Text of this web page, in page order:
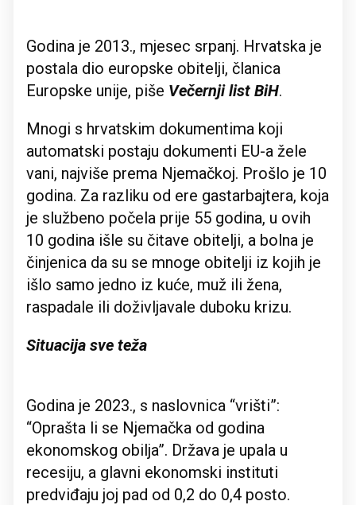
Godina je 2013., mjesec srpanj. Hrvatska je
postala dio europske obitelji, članica
Europske unije, piše Večernji list BiH.
Mnogi s hrvatskim dokumentima koji
automatski postaju dokumenti EU-a žele
vani, najviše prema Njemačkoj. Prošlo je 10
godina. Za razliku od ere gastarbajtera, koja
je službeno počela prije 55 godina, u ovih
10 godina išle su čitave obitelji, a bolna je
činjenica da su se mnoge obitelji iz kojih je
išlo samo jedno iz kuće, muž ili žena,
raspadale ili doživljavale duboku krizu.
Situacija sve teža
Godina je 2023., s naslovnica “vrišti”:
“Oprašta li se Njemačka od godina
ekonomskog obilja”. Država je upala u
recesiju, a glavni ekonomski instituti
predviđaju joj pad od 0,2 do 0,4 posto.